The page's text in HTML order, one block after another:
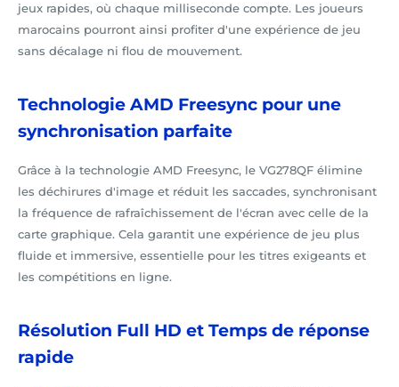
jeux rapides, où chaque milliseconde compte. Les joueurs
marocains pourront ainsi profiter d'une expérience de jeu
sans décalage ni flou de mouvement.
Technologie AMD Freesync pour une
synchronisation parfaite
Grâce à la technologie AMD Freesync, le VG278QF élimine
les déchirures d'image et réduit les saccades, synchronisant
la fréquence de rafraîchissement de l'écran avec celle de la
carte graphique. Cela garantit une expérience de jeu plus
fluide et immersive, essentielle pour les titres exigeants et
les compétitions en ligne.
Résolution Full HD et Temps de réponse
rapide